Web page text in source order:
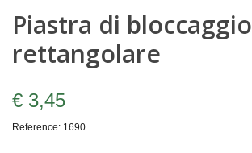
Piastra di bloccaggio
rettangolare
€ 3,45
Reference: 1690